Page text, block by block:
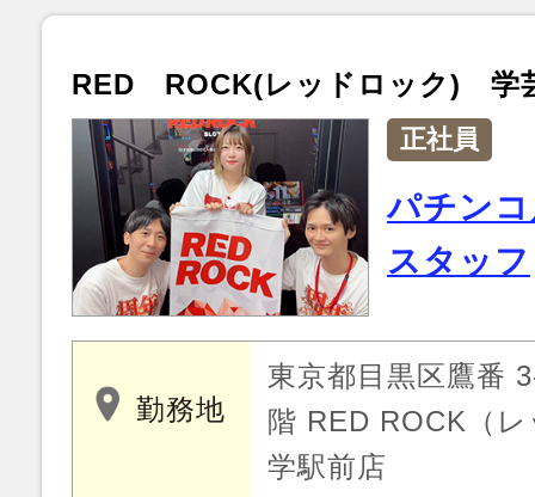
RED ROCK(レッドロック) 学
正社員
パチン
スタッフ
勤務地
東京都目黒区鷹番
階 RED ROCK（
学駅前店